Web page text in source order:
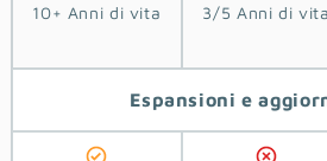
10+ Anni di vita 3/5 Anni di vita
Espansioni e